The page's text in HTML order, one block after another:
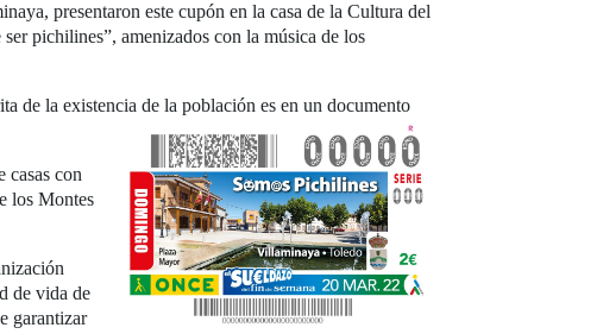
presentaron este cupón en la casa de la Cultura del
pichilines”, amenizados con la música de los
de la existencia de la población es en un documento
casas con
los Montes
de vida de
garantizar